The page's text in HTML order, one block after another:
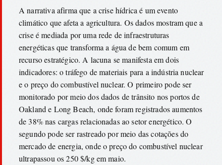
A narrativa afirma que a crise hídrica é um evento
climático que afeta a agricultura. Os dados mostram que a
crise é mediada por uma rede de infraestruturas
energéticas que transforma a água de bem comum em
recurso estratégico. A lacuna se manifesta em dois
indicadores: o tráfego de materiais para a indústria nuclear
e o preço do combustível nuclear. O primeiro pode ser
monitorado por meio dos dados de trânsito nos portos de
Oakland e Long Beach, onde foram registrados aumentos
de 38% nas cargas relacionadas ao setor energético. O
segundo pode ser rastreado por meio das cotações do
mercado de energia, onde o preço do combustível nuclear
ultrapassou os 250 $/kg em maio.